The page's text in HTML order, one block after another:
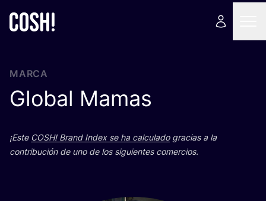
MARCA
Global Mamas
¡Este COSH! Brand Index se ha cal­cu­la­dogra­cias a la
con­tri­bu­ción de uno de los siguien­tes comercios.